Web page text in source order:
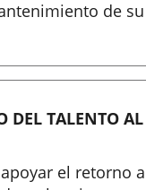
de su
DEL TALENTO AL
el retorno a